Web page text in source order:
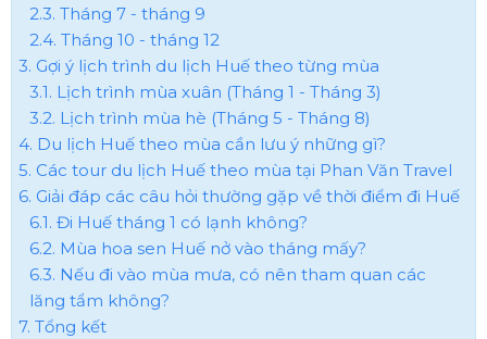
2.3. Tháng 7 - tháng 9
2.4. Tháng 10 - tháng 12
3. Gợi ý lịch trình du lịch Huế theo từng mùa
3.1. Lịch trình mùa xuân (Tháng 1 - Tháng 3)
3.2. Lịch trình mùa hè (Tháng 5 - Tháng 8)
4. Du lịch Huế theo mùa cần lưu ý những gì?
5. Các tour du lịch Huế theo mùa tại Phan Văn Travel
6. Giải đáp các câu hỏi thường gặp về thời điểm đi Huế
6.1. Đi Huế tháng 1 có lạnh không?
6.2. Mùa hoa sen Huế nở vào tháng mấy?
6.3. Nếu đi vào mùa mưa, có nên tham quan các
lăng tẩm không?
7. Tổng kết